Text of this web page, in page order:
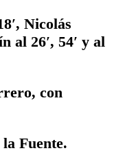
Nicolás
al 26′, 54′ y al
con
Fuente.